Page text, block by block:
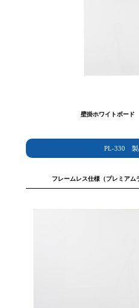
壁掛ホワイトボー
PL-330 製
フレームレス仕様（プレミアム